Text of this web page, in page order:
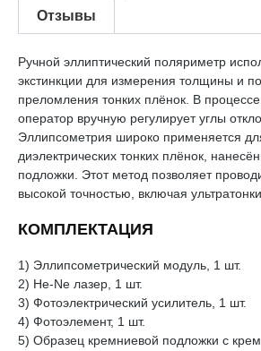
Отзывы
Ручной эллиптический поляриметр
экстинкции для измерения толщины и
преломления тонких плёнок. В
оператор вручную регулирует углы
Эллипсометрия широко применяется
диэлектрических тонких плёнок,
подложки. Этот метод позволяет
высокой точностью, включая
КОМПЛЕКТАЦИЯ
1) Эллипсометрический модуль, 1 шт.
2) He-Ne лазер, 1 шт.
3) Фотоэлектрический усилитель, 1 шт.
4) Фотоэлемент, 1 шт.
5) Образец кремниевой подложки с